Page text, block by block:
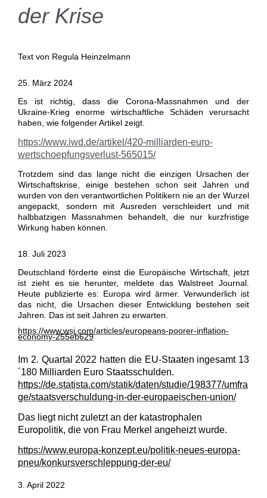
der Krise
Text von Regula Heinzelmann
25. März 2024
Es ist richtig, dass die Corona-Massnahmen und der
Ukraine-Krieg enorme wirtschaftliche Schäden verursacht
haben, wie folgender Artikel zeigt.
https://www.iwd.de/artikel/420-milliarden-euro-
wertschoepfungsverlust-565015/
Trotzdem sind das lange nicht die einzigen Ursachen der
Wirtschaftskrise, einige bestehen schon seit Jahren und
wurden von den verantwortlichen Politikern nie an der Wurzel
angepackt, sondern mit Ausreden verschleidert und mit
halbbatzigen Massnahmen behandelt, die nur kurzfristige
Wirkung haben können.
18. Juli 2023
Deutschland förderte einst die Europäische Wirtschaft, jetzt
ist zieht es sie herunter, meldete das Walstreet Journal.
Heute publizierte es: Europa wird ärmer. Verwunderlich ist
das nicht, die Ursachen dieser Entwicklung bestehen seit
Jahren. Das ist seit Jahren zu erwarten.
https://www.wsj.com/articles/europeans-poorer-inflation-
economy-255eb629
Im 2. Quartal 2022 hatten die EU-Staaten ingesamt 13
´180 Milliarden Euro Staatsschulden.
https://de.statista.com/statik/daten/studie/198377/umfra
ge/staatsverschuldung-in-der-europaeischen-union/
Das liegt nicht zuletzt an der katastrophalen
Europolitik, die von Frau Merkel angeheizt wurde.
https://www.europa-konzept.eu/politik-neues-europa-
pneu/konkursverschleppung-der-eu/
3. April 2022